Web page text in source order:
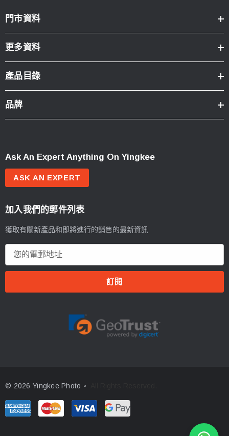
門市資料
更多資料
產品目錄
品牌
Ask An Expert Anything On Yingkee
ASK AN EXPERT
加入我們的郵件列表
獲取有關新產品和即將進行的銷售的最新資訊
郵
© 2026 Yingkee Photo。